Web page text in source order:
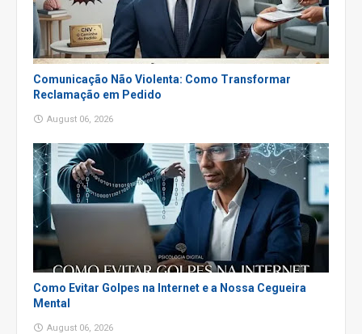
Comunicação Não Violenta: Como Transformar
Reclamação em Pedido
August 06, 2026
Como Evitar Golpes na Internet e a Nossa Cegueira
Mental
August 06, 2026